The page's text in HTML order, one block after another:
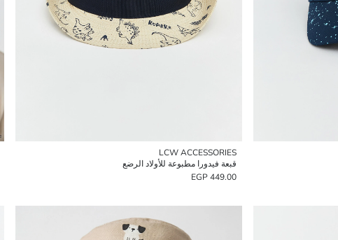
LCW ACCESSORIES
قبعة فيدورا مطبوعة للأولاد الرضع
449.00 EGP